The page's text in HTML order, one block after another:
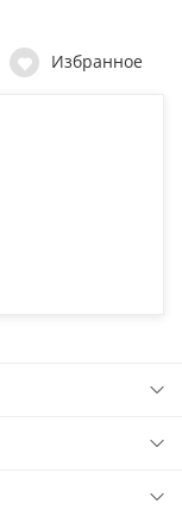
Избранное